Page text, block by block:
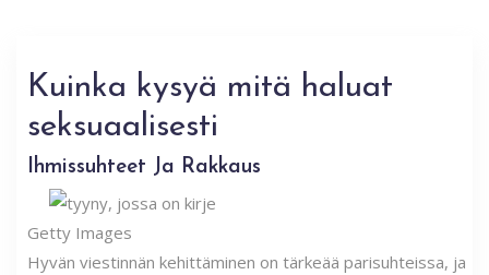
Kuinka kysyä mitä haluat
seksuaalisesti
Ihmissuhteet Ja Rakkaus
Getty Images
Hyvän viestinnän kehittäminen on tärkeää parisuhteissa, ja